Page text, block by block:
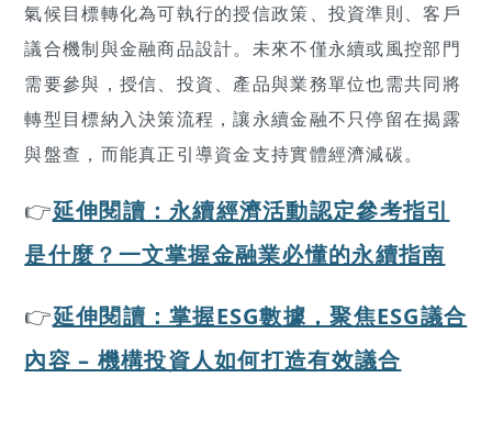
氣候目標轉化為可執行的授信政策、投資準則、客戶
議合機制與金融商品設計。未來不僅永續或風控部門
需要參與，授信、投資、產品與業務單位也需共同將
轉型目標納入決策流程，讓永續金融不只停留在揭露
與盤查，而能真正引導資金支持實體經濟減碳。
👉延伸閱讀：永續經濟活動認定參考指引
是什麼？一文掌握金融業必懂的永續指南
👉延伸閱讀：掌握ESG數據，聚焦ESG議合
內容 – 機構投資人如何打造有效議合